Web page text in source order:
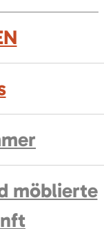
möblierte